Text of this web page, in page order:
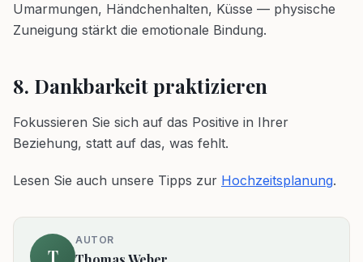
Umarmungen, Händchenhalten, Küsse — physische
Zuneigung stärkt die emotionale Bindung.
8. Dankbarkeit praktizieren
Fokussieren Sie sich auf das Positive in Ihrer
Beziehung, statt auf das, was fehlt.
Lesen Sie auch unsere Tipps zur Hochzeitsplanung.
T
AUTOR